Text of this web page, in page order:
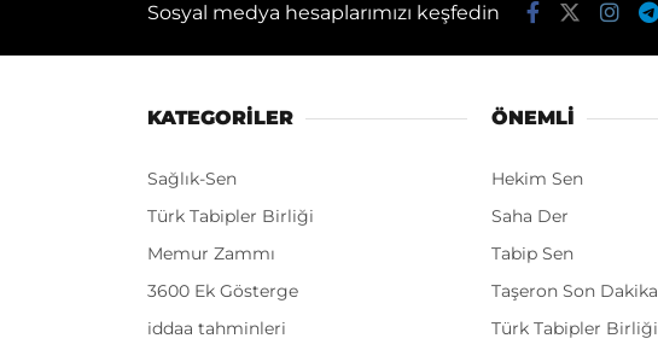
Sosyal medya hesaplarımızı keşfedin
KATEGORİLER
Sağlık-Sen
Türk Tabipler Birliği
Memur Zammı
3600 Ek Gösterge
iddaa tahminleri
ÖNEMLI
Hekim Sen
Saha Der
Tabip Sen
Taşeron Son Dakika
Türk Tabipler Birliği